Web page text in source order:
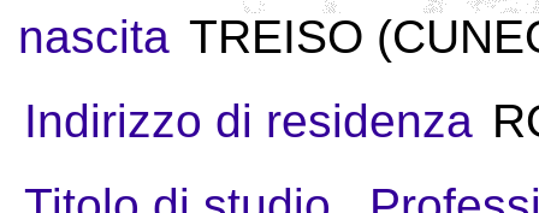
nascita TREISO
Indirizzo di residenza